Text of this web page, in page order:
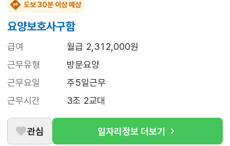
도보 30분 이상 예상
요양보호사구함
급여
월급 2,312,000원
근무유형
방문요양
근무요일
주5일근무
근무시간
3조 2교대
관심 일자리정보 더보기